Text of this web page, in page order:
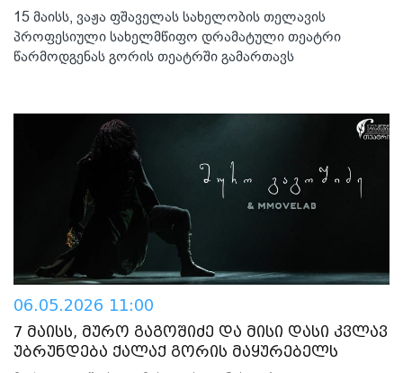
15 მაისს, ვაჟა ფშაველას სახელობის თელავის
პროფესიული სახელმწიფო დრამატული თეატრი
წარმოდგენას გორის თეატრში გამართავს
06.05.2026 11:00
7 მაისს, მურო გაგოშიძე და მისი დასი კვლავ
უბრუნდება ქალაქ გორის მაყურებელს